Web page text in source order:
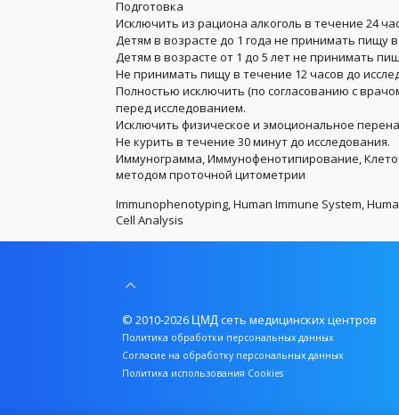
Подготовка
Исключить из рациона алкоголь в течение 24
Детям в возрасте до 1 года не принимать пищу
Детям в возрасте от 1 до 5 лет не принимать
Не принимать пищу в течение 12 часов до
Полностью исключить (по согласованию с
перед исследованием.
Исключить физическое и эмоциональное
Не курить в течение 30 минут до исследования.
Иммунограмма, Иммунофенотипирование,
методом проточной цитометрии
Immunophenotyping, Human Immune System,
Cell Analysis
© 2010-2026 ЦМД сеть медицинских центров
Политика обработки персональных данных
Согласие на обработку персональных данных
Политика использования Cookies